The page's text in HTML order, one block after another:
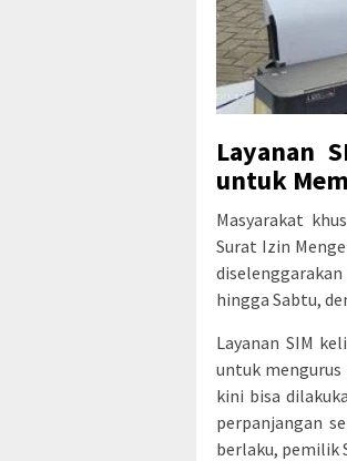
Layanan
untuk
Masyarakat
Surat Izin
hingga Sabtu,
Layanan SIM
untuk
kini bisa
perpanjangan
berlaku, pemilik